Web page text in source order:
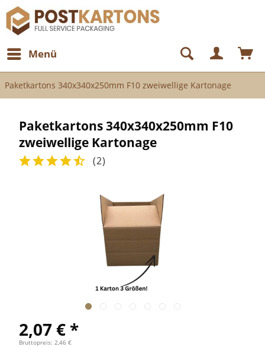
Menü
Paketkartons 340x340x250mm F10 zweiwellige Kartonage
Paketkartons 340x340x250mm F10
zweiwellige Kartonage
(2)
2,07 € *
Bruttopreis: 2,46 €